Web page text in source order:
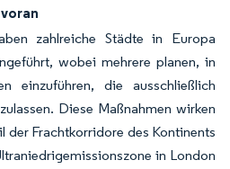
zahlreiche Städte in Europa
wobei mehrere planen, in
einzuführen, die ausschließlich
Diese Maßnahmen wirken
der Frachtkorridore des Kontinents
in London